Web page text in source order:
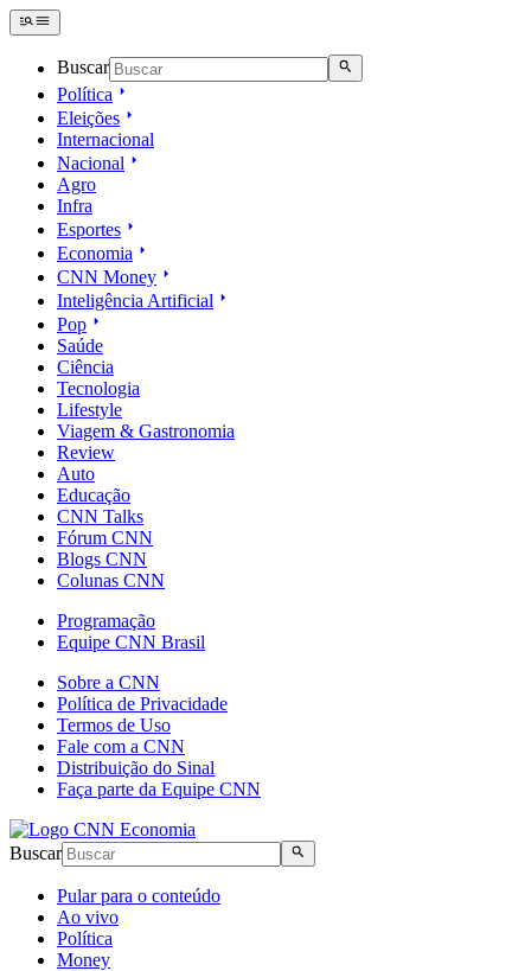
Buscar
Política
Eleições
Internacional
Nacional
Agro
Infra
Esportes
Economia
CNN Money
Inteligência Artificial
Pop
Saúde
Ciência
Tecnologia
Lifestyle
Viagem & Gastronomia
Review
Auto
Educação
CNN Talks
Fórum CNN
Blogs CNN
Colunas CNN
Programação
Equipe CNN Brasil
Sobre a CNN
Política de Privacidade
Termos de Uso
Fale com a CNN
Distribuição do Sinal
Faça parte da Equipe CNN
Buscar
Pular para o conteúdo
Ao vivo
Política
Money